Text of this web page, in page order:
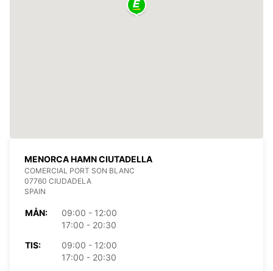
MENORCA HAMN CIUTADELLA
COMERCIAL PORT SON BLANC
07760 CIUDADELA
SPAIN
MÅN:
09:00 - 12:00
17:00 - 20:30
TIS:
09:00 - 12:00
17:00 - 20:30